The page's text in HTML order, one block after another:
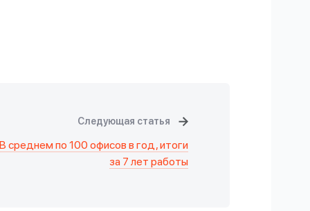
Следующая статья
В среднем по 100 офисов в год, итоги
за 7 лет работы